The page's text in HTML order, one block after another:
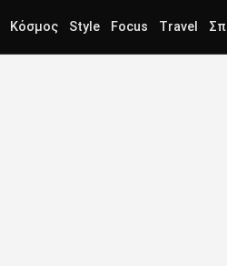
Κόσμος Style Focus Travel